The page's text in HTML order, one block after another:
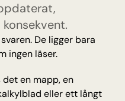
Tellyou
De ligger bara
ingen läser.
en mapp, en
eller ett långt